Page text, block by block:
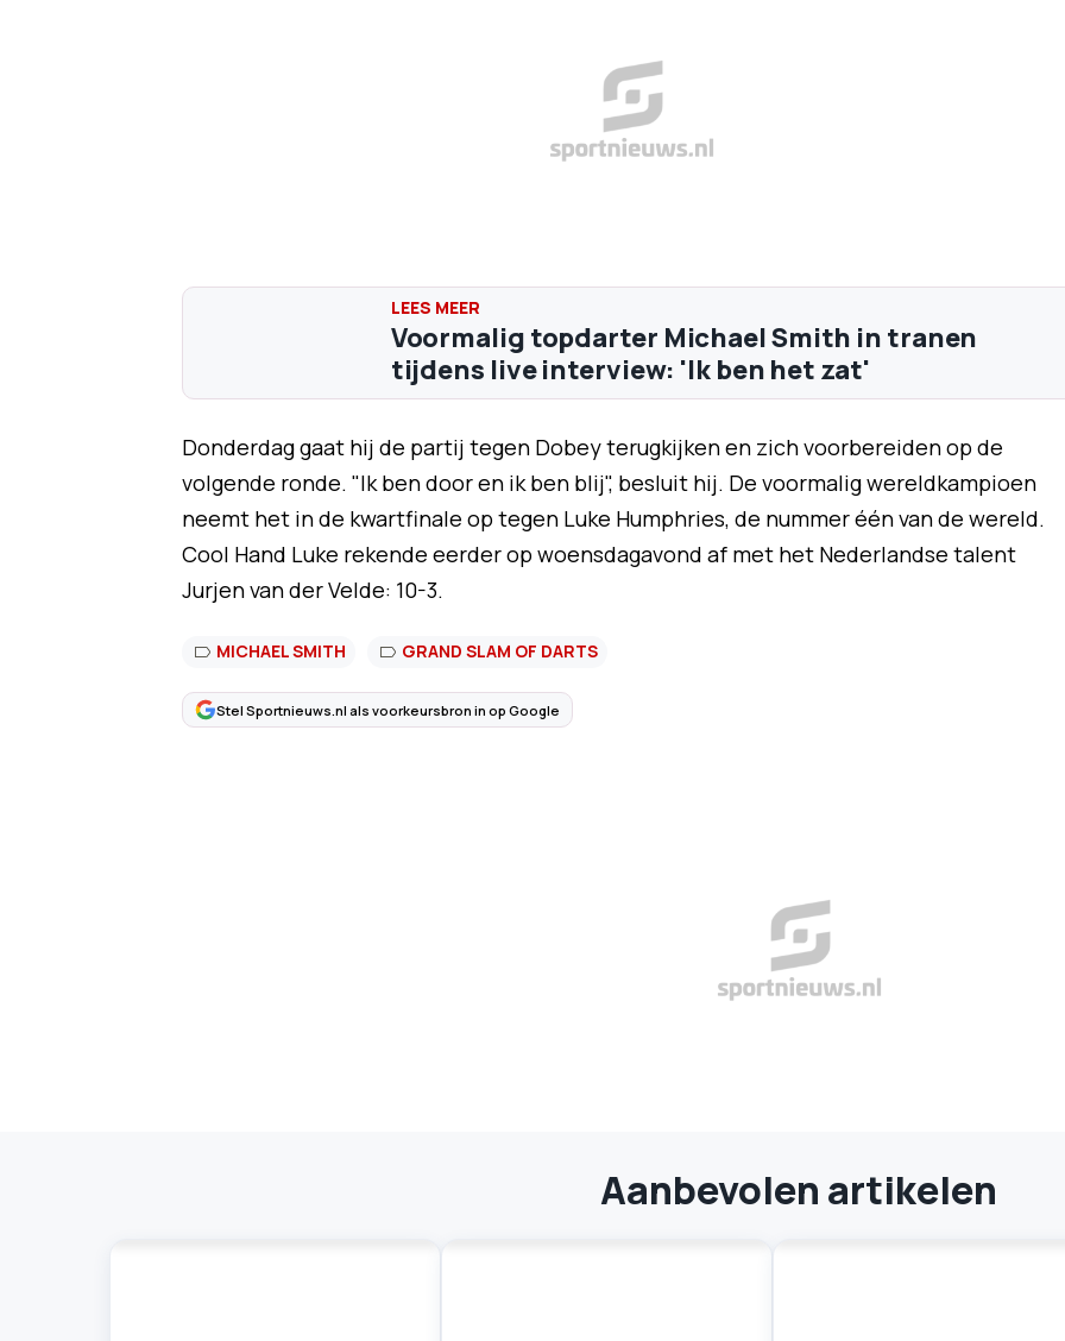
Voormalig topdarter Michael Smith in tranen
tijdens live interview: 'Ik ben het zat'
Donderdag gaat hij de partij tegen Dobey terugkijken en zich voorbereiden op de
volgende ronde. "Ik ben door en ik ben blij", besluit hij. De voormalig wereldkampioen
neemt het in de kwartfinale op tegen Luke Humphries, de nummer één van de wereld.
Cool Hand Luke rekende eerder op woensdagavond af met het Nederlandse talent
Jurjen van der Velde: 10-3.
MICHAEL SMITH GRAND SLAM OF DARTS
Stel Sportnieuws.nl als voorkeursbron in op Google
Aanbevolen artikelen